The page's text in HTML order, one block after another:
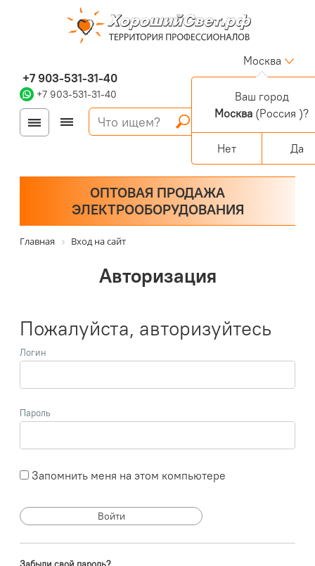
+7 903-531-31-40
+7 903-531-31-40
Москва
Войти
Регистрация
Корзина
0 позиций
Персональный раздел
ОПТОВАЯ ПРОДАЖА
ЭЛЕКТРООБОРУДОВАНИЯ
Главная Вход на сайт
Авторизация
Пожалуйста, авторизуйтесь
Логин
Пароль
Запомнить меня на этом компьютере
Ваш город
Москва (Россия )?
Нет Да